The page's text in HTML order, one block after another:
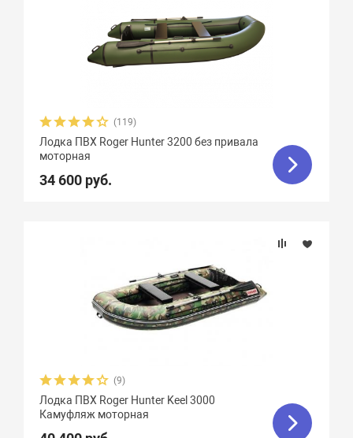
(119)
Лодка ПВХ Roger Hunter 3200 без привала
моторная
34 600 руб.
(9)
Лодка ПВХ Roger Hunter Keel 3000
Камуфляж моторная